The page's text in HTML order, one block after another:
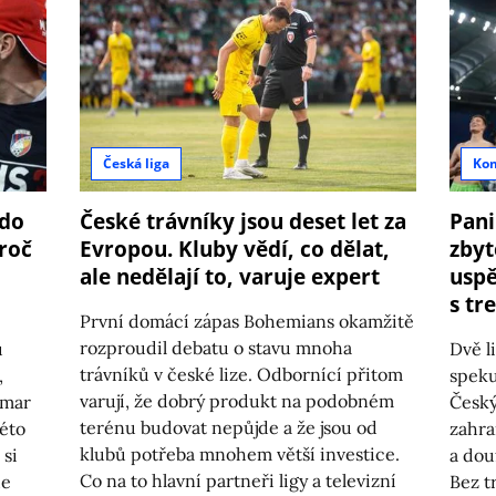
Česká liga
České trávníky jsou deset let za
Evropou. Kluby vědí, co dělat,
ale nedělají to, varuje expert
První domácí zápas Bohemians okamžitě
rozproudil debatu o stavu mnoha
trávníků v české lize. Odbornící přitom
varují, že dobrý produkt na podobném
terénu budovat nepůjde a že jsou od
klubů potřeba mnohem větší investice.
Co na to hlavní partneři ligy a televizní
s
Dvě
a
Bez